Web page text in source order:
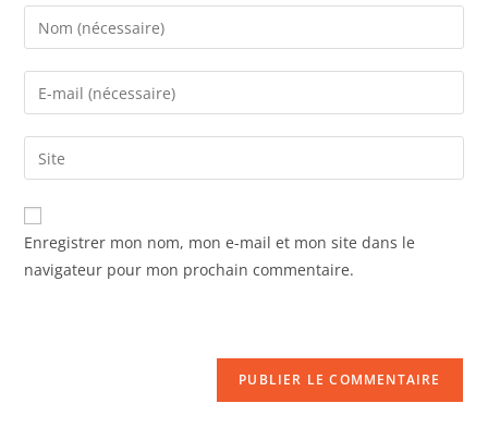
Enregistrer mon nom, mon e-mail et mon site dans le
navigateur pour mon prochain commentaire.